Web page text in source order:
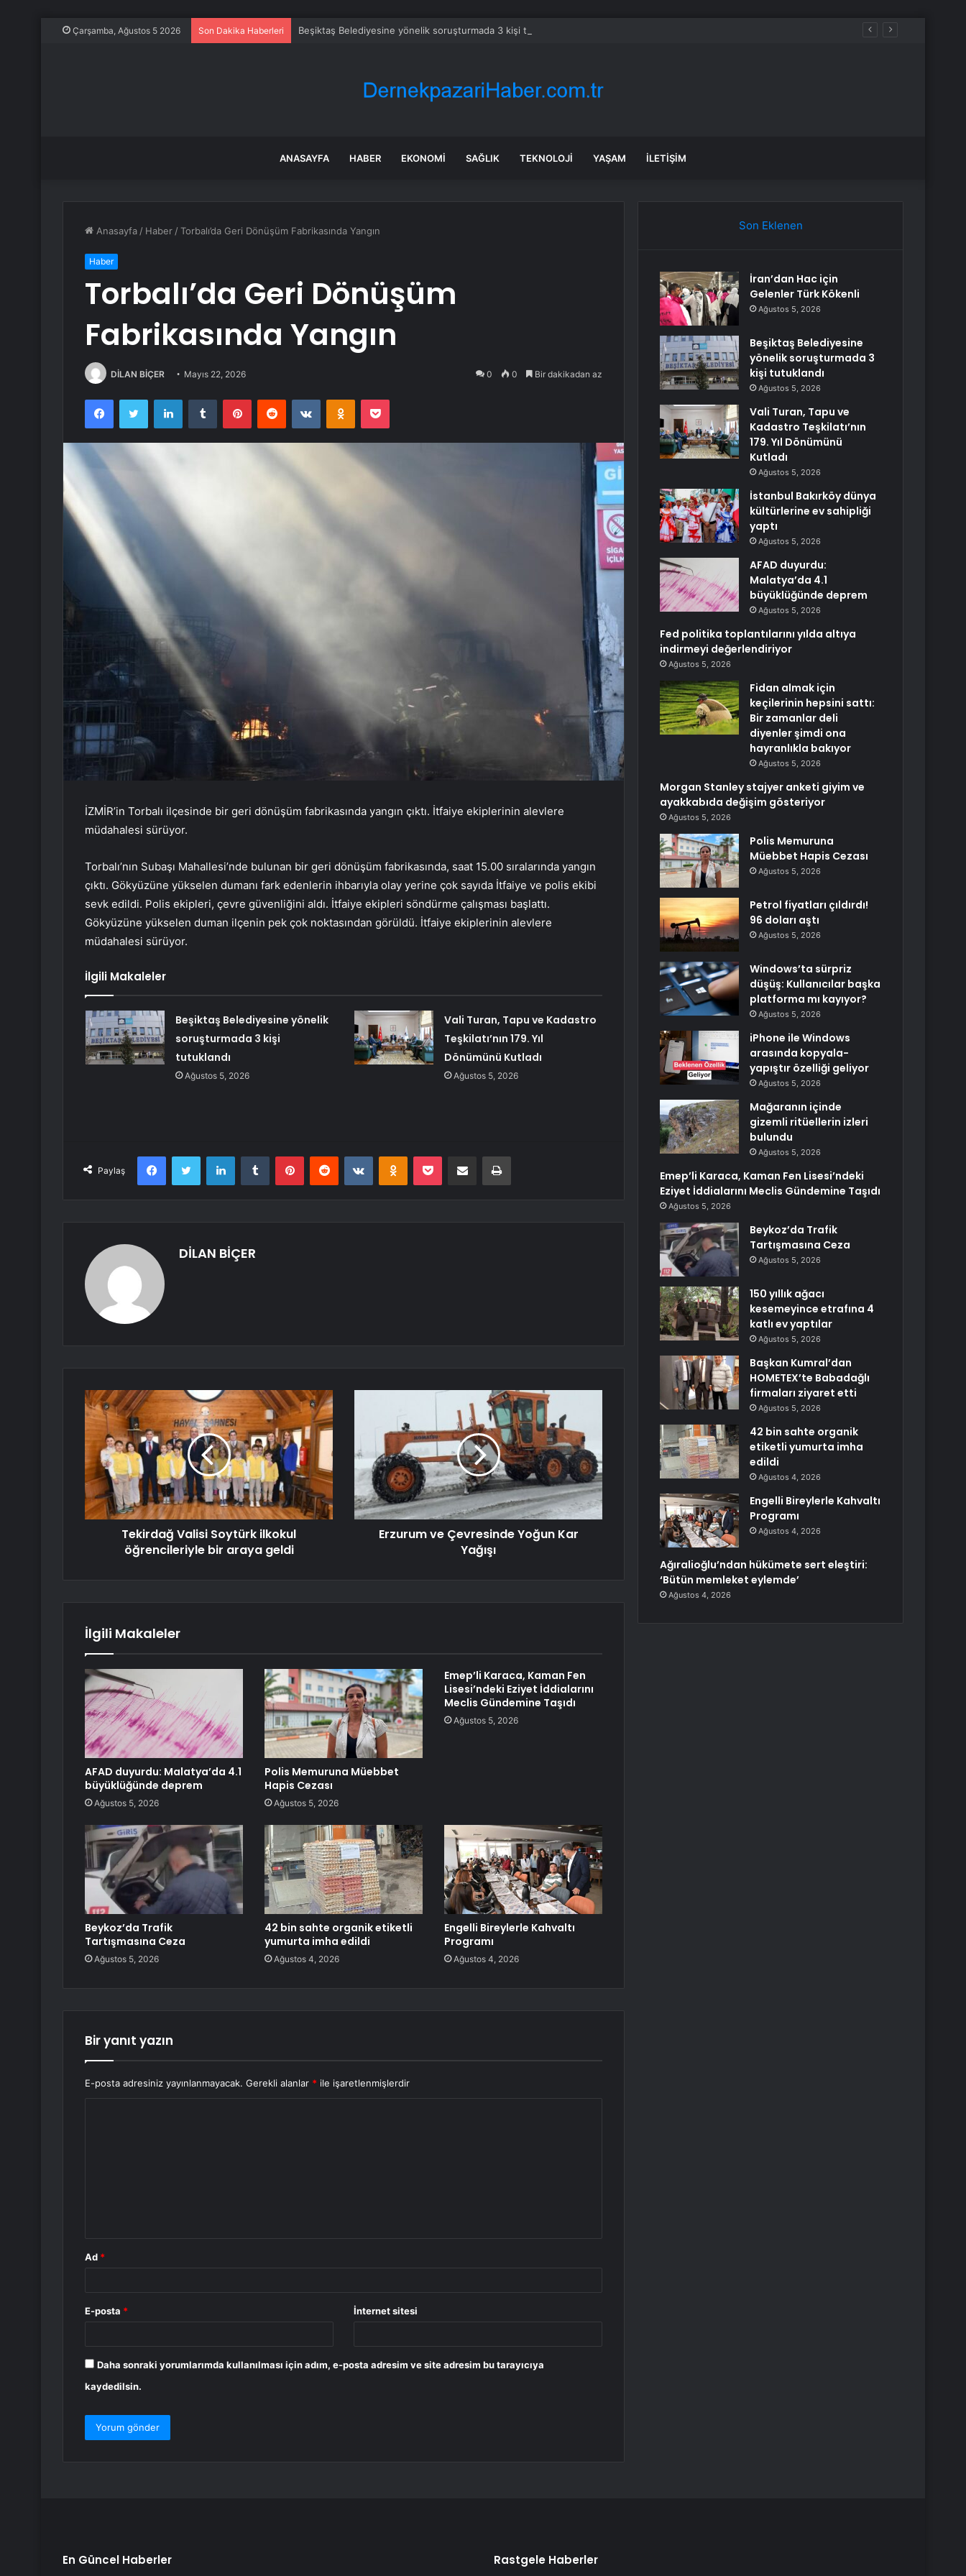
Çarşamba, Ağustos 5 2026 Son Dakika Haberleri Beşiktaş Belediyesine yönelik soruşturmada 3 kişi tutuklandı
ANASAYFA HABER EKONOMI SAĞLIK TEKNOLOJI YAŞAM İLETIŞIM
Anasayfa / Haber /Torbalı’da Geri Dönüşüm Fabrikasında Yangın
Haber
Torbalı’da Geri Dönüşüm
Fabrikasında Yangın
DİLAN BİÇER Mayıs 22, 2026 0 0 Bir dakikadan az
FacebookTwitter LinkedInTumblr PinterestReddit VKontakteOdnoklassniki
Pocket
İZMİR’in Torbalı ilçesinde bir geri dönüşüm fabrikasında yangın çıktı. İtfaiye ekiplerinin alevlere
müdahalesi sürüyor.
Torbalı’nın Subaşı Mahallesi’nde bulunan bir geri dönüşüm fabrikasında, saat 15.00 sıralarında yangın
çıktı. Gökyüzüne yükselen dumanı fark edenlerin ihbarıyla olay yerine çok sayıda İtfaiye ve polis ekibi
sevk edildi. Polis ekipleri, çevre güvenliğini aldı. İtfaiye ekipleri söndürme çalışması başlattı.
Gökyüzüne yükselen duman ilçenin pek çok noktasından görüldü. İtfaiye ekiplerinin alevlere
müdahalesi sürüyor.
İlgili Makaleler
Beşiktaş Belediyesine yönelik
soruşturmada 3 kişi
tutuklandı
Ağustos 5, 2026
Vali Turan, Tapu ve Kadastro
Teşkilatı’nın 179. Yıl
Dönümünü Kutladı
Ağustos 5, 2026
Paylaş
FacebookTwitter LinkedInTumblr PinterestReddit VKontakteOdnoklassniki
Pocket E-Posta ile paylaş Yazdır
DİLAN BİÇER
Tekirdağ Valisi Soytürk ilkokul
öğrencileriyle bir araya geldi
Erzurum ve Çevresinde Yoğun Kar
Yağışı
İlgili Makaleler
AFAD duyurdu: Malatya’da 4.1
büyüklüğünde deprem
Ağustos 5, 2026
Polis Memuruna Müebbet
Hapis Cezası
Ağustos 5, 2026
Emep’li Karaca, Kaman Fen
Lisesi’ndeki Eziyet İddialarını
Meclis Gündemine Taşıdı
Ağustos 5, 2026
Beykoz’da Trafik
Tartışmasına Ceza
Ağustos 5, 2026
42 bin sahte organik etiketli
yumurta imha edildi
Ağustos 4, 2026
Engelli Bireylerle Kahvaltı
Programı
Ağustos 4, 2026
Bir yanıt yazın
E-posta adresiniz yayınlanmayacak. Gerekli alanlar * ile işaretlenmişlerdir
Ad *
E-posta * İnternet sitesi
Daha sonraki yorumlarımda kullanılması için adım, e-posta adresim ve site adresim bu tarayıcıya
kaydedilsin.
Son Eklenen
İran’dan Hac için
Gelenler Türk Kökenli
Ağustos 5, 2026
Beşiktaş Belediyesine
yönelik soruşturmada 3
kişi tutuklandı
Ağustos 5, 2026
Vali Turan, Tapu ve
Kadastro Teşkilatı’nın
179. Yıl Dönümünü
Kutladı
Ağustos 5, 2026
İstanbul Bakırköy dünya
kültürlerine ev sahipliği
yaptı
Ağustos 5, 2026
AFAD duyurdu:
Malatya’da 4.1
büyüklüğünde deprem
Ağustos 5, 2026
Fed politika toplantılarını yılda altıya
indirmeyi değerlendiriyor
Ağustos 5, 2026
Fidan almak için
keçilerinin hepsini sattı:
Bir zamanlar deli
diyenler şimdi ona
hayranlıkla bakıyor
Ağustos 5, 2026
Morgan Stanley stajyer anketi giyim ve
ayakkabıda değişim gösteriyor
Ağustos 5, 2026
Polis Memuruna
Müebbet Hapis Cezası
Ağustos 5, 2026
Petrol fiyatları çıldırdı!
96 doları aştı
Ağustos 5, 2026
Windows’ta sürpriz
düşüş: Kullanıcılar başka
platforma mı kayıyor?
Ağustos 5, 2026
iPhone ile Windows
arasında kopyala-
yapıştır özelliği geliyor
Ağustos 5, 2026
Mağaranın içinde
gizemli ritüellerin izleri
bulundu
Ağustos 5, 2026
Emep’li Karaca, Kaman Fen Lisesi’ndeki
Eziyet İddialarını Meclis Gündemine Taşıdı
Ağustos 5, 2026
Beykoz’da Trafik
Tartışmasına Ceza
Ağustos 5, 2026
150 yıllık ağacı
kesemeyince etrafına 4
katlı ev yaptılar
Ağustos 5, 2026
Başkan Kumral’dan
HOMETEX’te Babadağlı
firmaları ziyaret etti
Ağustos 5, 2026
42 bin sahte organik
etiketli yumurta imha
edildi
Ağustos 4, 2026
Engelli Bireylerle Kahvaltı
Programı
Ağustos 4, 2026
Ağıralioğlu’ndan hükümete sert eleştiri:
‘Bütün memleket eylemde’
Ağustos 4, 2026
En Güncel Haberler Rastgele Haberler